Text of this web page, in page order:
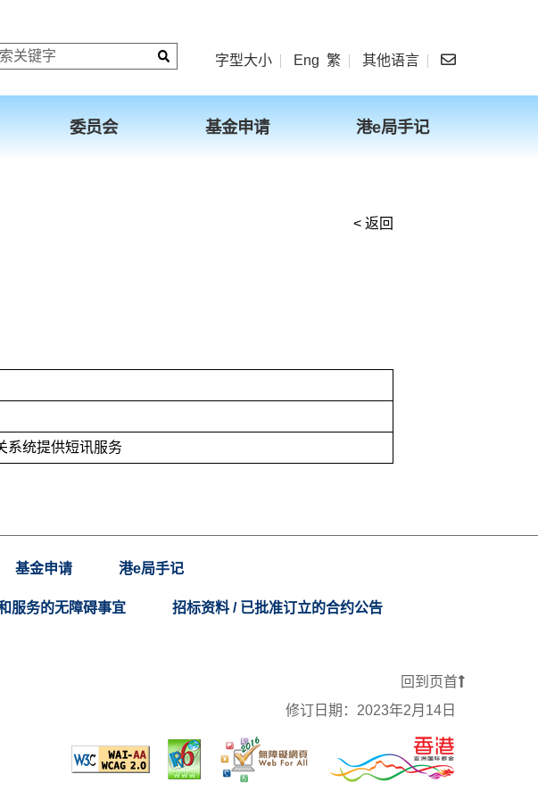
字型大小 Eng 繁 其他语言
委员会 基金申请 港e局手记
< 返回
系统提供短讯服务
基金申请 港e局手记
服务的无障碍事宜
招标资料 / 已批准订立的合约公告
回到页首
修订日期： 2023年2月14日